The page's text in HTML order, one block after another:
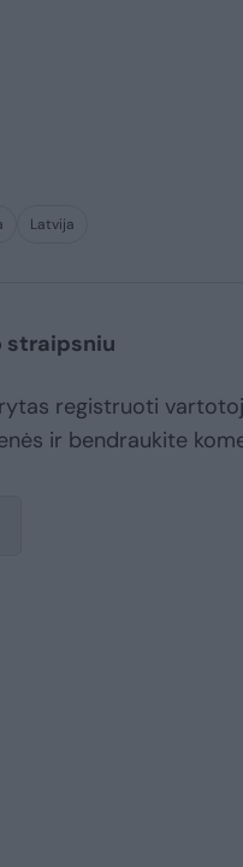
Latvija
straipsniu
registruoti
ir bendraukite